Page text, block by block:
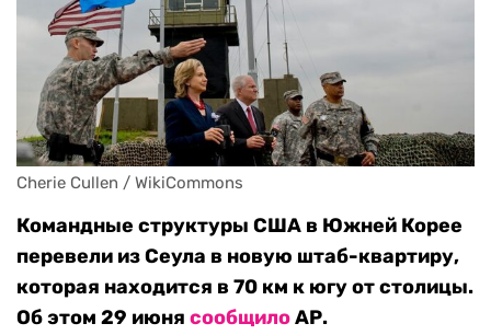
Cherie Cullen / WikiCommons
Командные структуры США в Южней Корее
перевели из Сеула в новую штаб-квартиру,
которая находится в 70 км к югу от столицы.
Об этом 29 июня сообщилоАР.